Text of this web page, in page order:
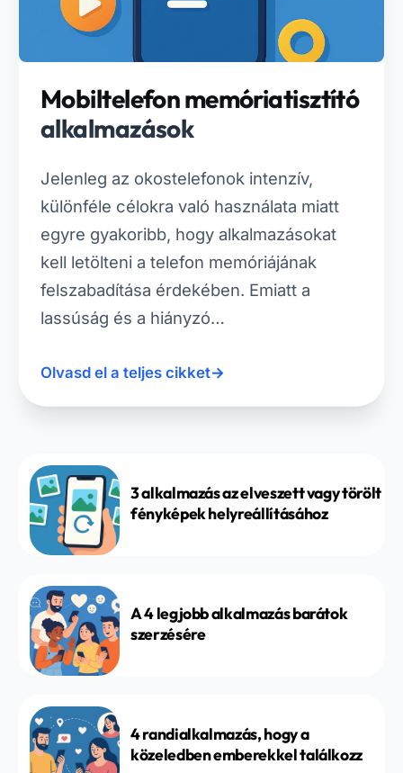
Mobiltelefon memóriatisztító
alkalmazások
Jelenleg az okostelefonok intenzív,
különféle célokra való használata miatt
egyre gyakoribb, hogy alkalmazásokat
kell letölteni a telefon memóriájának
felszabadítása érdekében. Emiatt a
lassúság és a hiányzó…
Olvasd el a teljes cikket→
3 alkalmazás az elveszett vagy törölt
fényképek helyreállításához
A 4 legjobb alkalmazás barátok
szerzésére
4 randialkalmazás, hogy a
közeledben emberekkel találkozz